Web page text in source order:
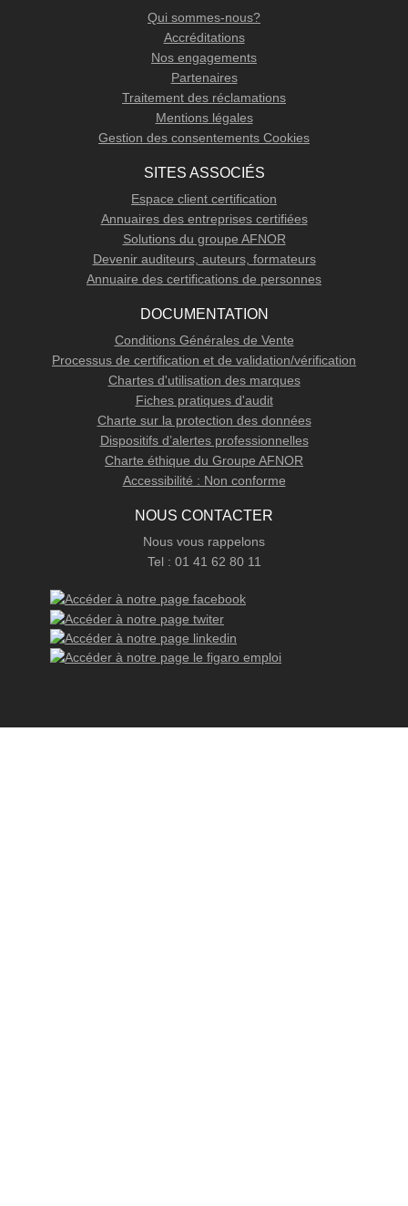
Qui sommes-nous?
Accréditations
Nos engagements
Partenaires
Traitement des réclamations
Mentions légales
Gestion des consentements Cookies
SITES ASSOCIÉS
Espace client certification
Annuaires des entreprises certifiées
Solutions du groupe AFNOR
Devenir auditeurs, auteurs, formateurs
Annuaire des certifications de personnes
DOCUMENTATION
Conditions Générales de Vente
Processus de certification et de validation/vérification
Chartes d'utilisation des marques
Fiches pratiques d'audit
Charte sur la protection des données
Dispositifs d’alertes professionnelles
Charte éthique du Groupe AFNOR
Accessibilité : Non conforme
NOUS CONTACTER
Nous vous rappelons
Tel : 01 41 62 80 11